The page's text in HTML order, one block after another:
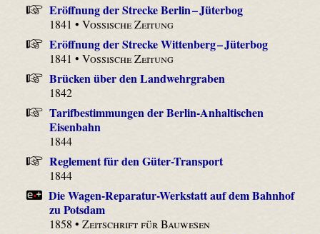
Eröffnung der Strecke Berlin – Jüterbog
1841 •Vossische Zeitung
Eröffnung der Strecke Wittenberg – Jüterbog
1841 •Vossische Zeitung
Brücken über den Landwehrgraben
1842
Tarifbestimmungen der Berlin-Anhaltischen
Eisenbahn
1844
Reglement für den Güter-Transport
1844
Die Wagen-Reparatur-Werkstatt auf dem Bahnhof
zu Potsdam
1858 •Zeitschrift für Bauwesen